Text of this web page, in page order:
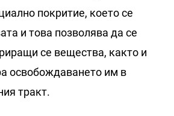
покритие, което се
и това позволява да се
се вещества, както и
освобождаването им в
тракт.